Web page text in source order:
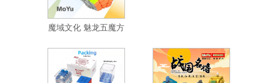
魔域文化 魅龙五魔方